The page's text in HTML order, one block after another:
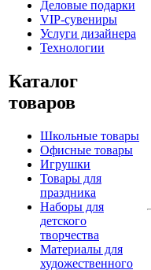
Деловые подарки
VIP-сувениры
Услуги дизайнера
Технологии
Каталог
товаров
Школьные товары
Офисные товары
Игрушки
Товары для
праздника
Наборы для
детского
творчества
Материалы для
художественного